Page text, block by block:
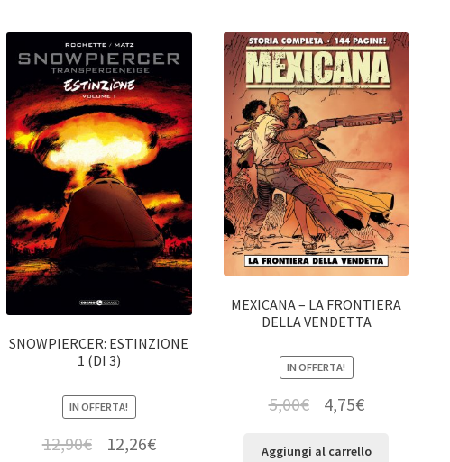
SNOWPIERCER: ESTINZIONE
1 (DI 3)
IN OFFERTA!
12,90€ 12,26€
MEXICANA – LA FRONTIERA
DELLA VENDETTA
IN OFFERTA!
5,00€ 4,75€
Aggiungi al carrello